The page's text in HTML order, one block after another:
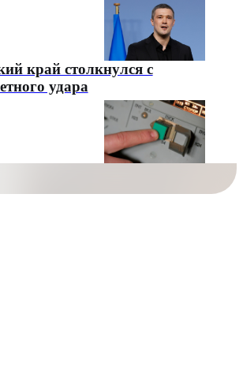
край столкнулся с
удара